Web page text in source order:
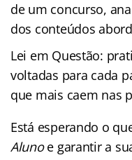
de um concurso,
dos conteúdos
Lei em Questão:
voltadas para cada
que mais caem nas
Está esperando o
Alunoe garantir a